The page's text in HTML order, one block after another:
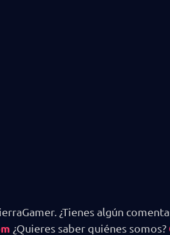
¿Tienes algún
¿Quieres saber quiénes somos?